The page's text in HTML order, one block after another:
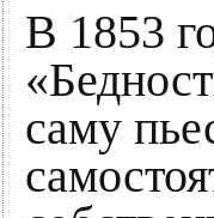
В 1853
саму